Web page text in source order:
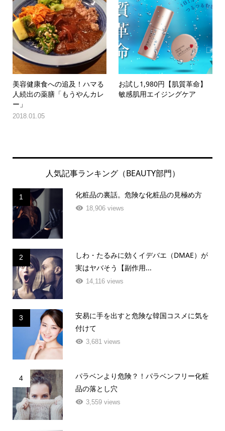
美容健康食への追及！ハマる
人続出の薬膳「もうやんカレ
ー」
2018.01.05
お試し1,980円【肌質革命】
敏感肌用エイジングケア
人気記事ランキング（BEAUTY部門）
1 化粧品の裏話。危険な化粧品の見極め方
18,906 views
2
しわ・たるみに効くイデバエ（DMAE）が
実はヤバそう【副作用...
14,116 views
3
安易に手を出すと危険な韓国コスメに気を
付けて
3,681 views
4
パラベンより危険？！パラベンフリー化粧
品の落とし穴
3,559 views